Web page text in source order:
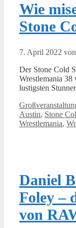
Wie
Stone
7. April 2022 von
Der Stone Cold
Wrestlemania 38
lustigsten
Kategorien
Austin, Stone
Wrestlemania,
Daniel
Foley –
von